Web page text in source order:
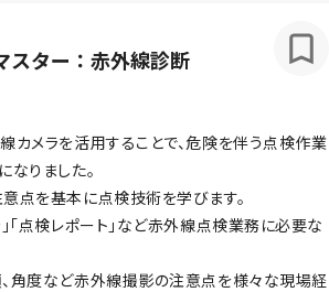
スター：赤外線診断
カメラを活用することで、危険を伴う点検作業
なりました。
点を基本に点検技術を学びます。
」「点検レポート」など赤外線点検業務に必要な
角度など赤外線撮影の注意点を様々な現場経